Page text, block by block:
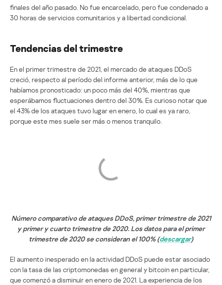
finales del año pasado. No fue encarcelado, pero fue condenado a
30 horas de servicios comunitarios y a libertad condicional.
Tendencias del trimestre
En el primer trimestre de 2021, el mercado de ataques DDoS
creció, respecto al período del informe anterior, más de lo que
habíamos pronosticado: un poco más del 40%, mientras que
esperábamos fluctuaciones dentro del 30%. Es curioso notar que
el 43% de los ataques tuvo lugar en enero, lo cual es ya raro,
porque este mes suele ser más o menos tranquilo.
Número comparativo de ataques DDoS, primer trimestre de 2021
y primer y cuarto trimestre de 2020. Los datos para el primer
trimestre de 2020 se consideran el 100% (descargar)
El aumento inesperado en la actividad DDoS puede estar asociado
con la tasa de las criptomonedas en general y bitcoin en particular,
que comenzó a disminuir en enero de 2021. La experiencia de los